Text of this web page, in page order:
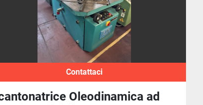
Scantonatrice Manuale